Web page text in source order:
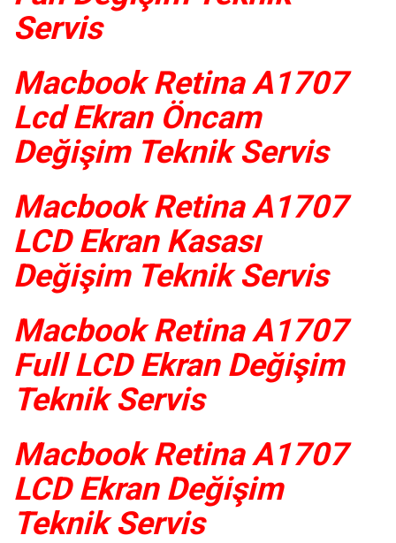
Servis
Macbook Retina A1707
Lcd Ekran Öncam
Değişim Teknik Servis
Macbook Retina A1707
LCD Ekran Kasası
Değişim Teknik Servis
Macbook Retina A1707
Full LCD Ekran Değişim
Teknik Servis
Macbook Retina A1707
LCD Ekran Değişim
Teknik Servis